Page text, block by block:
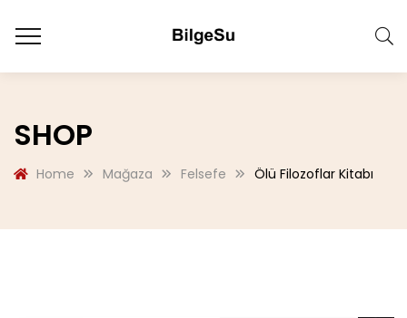
SHOP
Home Mağaza Felsefe Ölü Filozoflar Kitabı